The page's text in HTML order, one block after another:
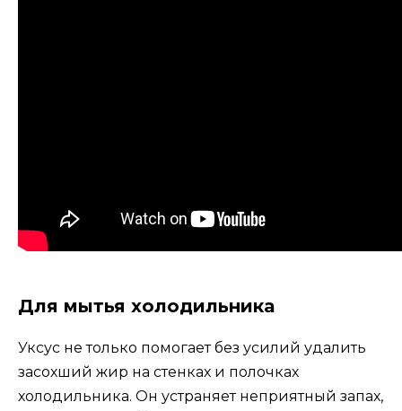
Для мытья холодильника
Уксус не только помогает без усилий удалить
засохший жир на стенках и полочках
холодильника. Он устраняет неприятный запах,